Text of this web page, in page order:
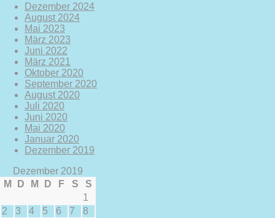
Dezember 2024
August 2024
Mai 2023
März 2023
Juni 2022
März 2021
Oktober 2020
September 2020
August 2020
Juli 2020
Juni 2020
Mai 2020
Januar 2020
Dezember 2019
Dezember 2019
M
D M D F S
S
1
2
3 4 5 6 7
8